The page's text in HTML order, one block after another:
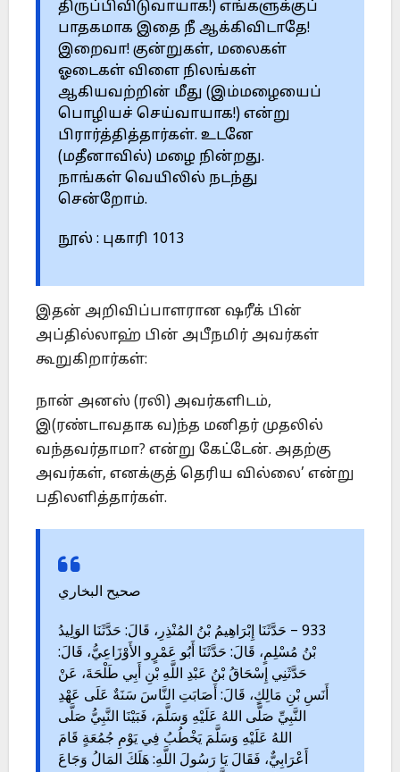
திருப்பிவிடுவாயாக!) எங்களுக்குப்
பாதகமாக இதை நீ ஆக்கிவிடாதே!
இறைவா! குன்றுகள், மலைகள்
ஓடைகள் விளை நிலங்கள்
ஆகியவற்றின் மீது (இம்மழையைப்
பொழியச் செய்வாயாக!) என்று
பிரார்த்தித்தார்கள். உடனே
(மதீனாவில்) மழை நின்றது.
நாங்கள் வெயிலில் நடந்து
சென்றோம்.
நூல் : புகாரி 1013
இதன் அறிவிப்பாளரான ஷரீக் பின்
அப்தில்லாஹ் பின் அபீநமிர் அவர்கள்
கூறுகிறார்கள்:
நான் அனஸ் (ரலி) அவர்களிடம்,
இ(ரண்டாவதாக வ)ந்த மனிதர் முதலில்
வந்தவர்தாமா? என்று கேட்டேன். அதற்கு
அவர்கள், எனக்குத் தெரிய வில்லை’ என்று
பதிலளித்தார்கள்.
صحيح البخاري
933 – حَدَّثَنَا إِبْرَاهِيمُ بْنُ المُنْذِرِ، قَالَ: حَدَّثَنَا الوَلِيدُ
بْنُ مُسْلِمٍ، قَالَ: حَدَّثَنَا أَبُو عَمْرٍو الأَوْزَاعِيُّ، قَالَ:
حَدَّثَنِي إِسْحَاقُ بْنُ عَبْدِ اللَّهِ بْنِ أَبِي طَلْحَةَ، عَنْ
أَنَسِ بْنِ مَالِكٍ، قَالَ: أَصَابَتِ النَّاسَ سَنَةٌ عَلَى عَهْدِ
النَّبِيِّ صَلَّى اللهُ عَلَيْهِ وَسَلَّمَ، فَبَيْنَا النَّبِيُّ صَلَّى
اللهُ عَلَيْهِ وَسَلَّمَ يَخْطُبُ فِي يَوْمِ جُمُعَةٍ قَامَ
أَعْرَابِيٌّ، فَقَالَ يَا رَسُولَ اللَّهِ: هَلَكَ المَالُ وَجَاعَ